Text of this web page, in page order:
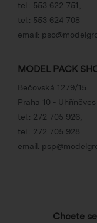
tel.: 553 622 751,
tel.: 553 624 708
email:
MODEL PACK
Bečovská 1279/15
Praha 10 -
tel.: 272 705 926,
tel.: 272 705 928
email:
Chcete